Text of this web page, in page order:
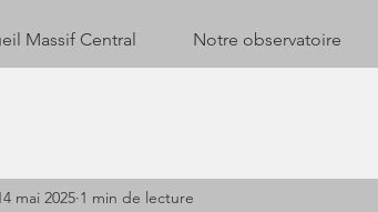
Massif Central Notre observatoire
mai 2025 1 min de lecture